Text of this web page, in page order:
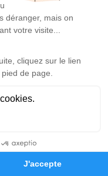
Hommages
rends hommage
14h30